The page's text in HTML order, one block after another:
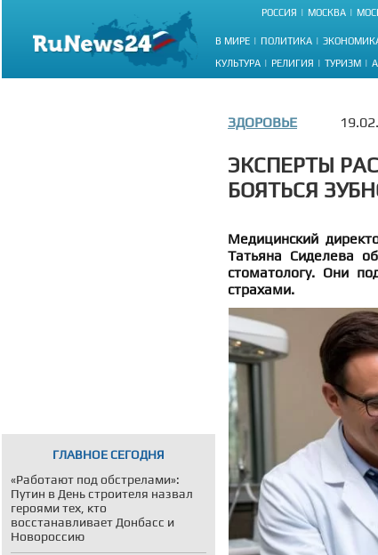
РОССИЯ МОСКВА
В МИРЕ ПОЛИТИКА
КУЛЬТУРА РЕЛИГИЯ ТУРИЗМ
ГЛАВНОЕ СЕГОДНЯ
«Работают под обстрелами»:
Путин в День строителя назвал
героями тех, кто
восстанавливает Донбасс и
Новороссию
ЗДОРОВЬЕ
ЭКСПЕРТЫ
БОЯТЬСЯ
Медицинский
Татьяна Сиделева
стоматологу. Они
страхами.